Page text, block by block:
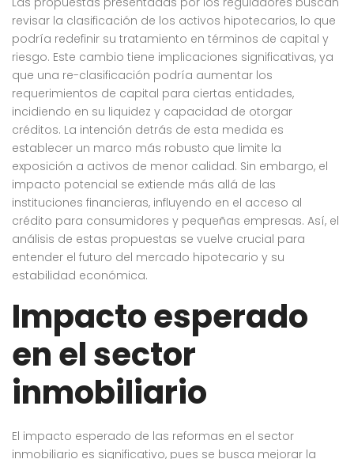
revisar la clasificación de los activos hipotecarios, lo que
podría redefinir su tratamiento en términos de capital y
riesgo. Este cambio tiene implicaciones significativas, ya
que una re-clasificación podría aumentar los
requerimientos de capital para ciertas entidades,
incidiendo en su liquidez y capacidad de otorgar
créditos. La intención detrás de esta medida es
establecer un marco más robusto que limite la
exposición a activos de menor calidad. Sin embargo, el
impacto potencial se extiende más allá de las
instituciones financieras, influyendo en el acceso al
crédito para consumidores y pequeñas empresas. Así, el
análisis de estas propuestas se vuelve crucial para
entender el futuro del mercado hipotecario y su
estabilidad económica.
Impacto esperado
en el sector
inmobiliario
El impacto esperado de las reformas en el sector
inmobiliario es significativo, pues se busca mejorar la